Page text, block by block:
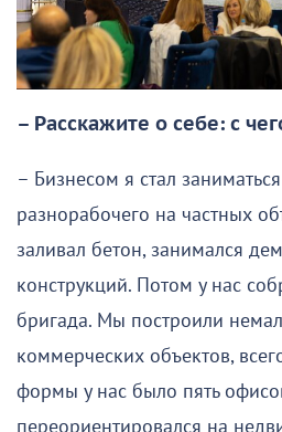
– Расскажите о себе: с
– Бизнесом я стал
разнорабочего на частных
заливал бетон, занимался
конструкций. Потом у нас
бригада. Мы построили
коммерческих объектов,
формы у нас было пять